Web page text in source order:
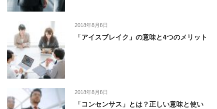
2018年8月8日
「アイスブレイク」の意味と4つのメリット
2018年8月8日
「コンセンサス」とは？正しい意味と使い